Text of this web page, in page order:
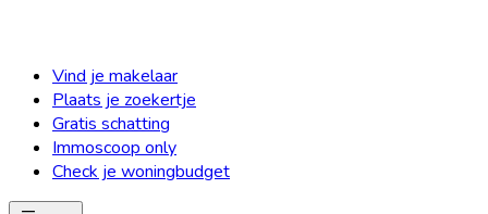
Vind je makelaar
Plaats je zoekertje
Gratis schatting
Immoscoop only
Check je woningbudget